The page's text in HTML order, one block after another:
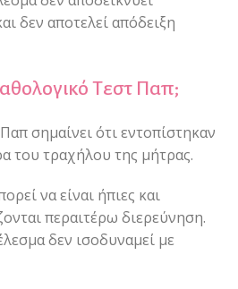
δεν αποτελεί απόδειξη
Τεστ Παπ;
σημαίνει ότι εντοπίστηκαν
του τραχήλου της μήτρας.
να είναι ήπιες και
περαιτέρω διερεύνηση.
δεν ισοδυναμεί με